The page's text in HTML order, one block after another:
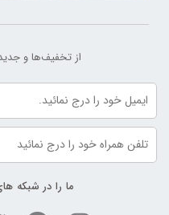
از تخفیف‌ها و
ما را در شبکه